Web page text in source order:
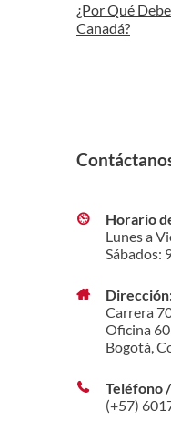
¿Por Qué
Canadá?
Horario
Lunes a
Sábados:
Carrera
Oficina
Bogotá,
Teléfono
(+57)